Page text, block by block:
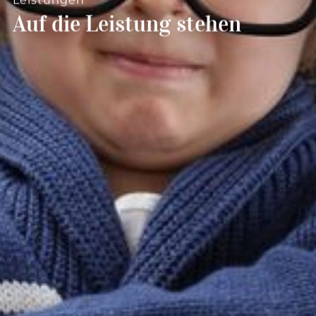
--
Auf die Leistung stehen